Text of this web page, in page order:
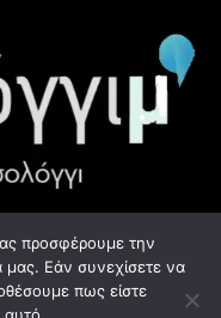
- GDPR
προσφέρουμε την
μας. Εάν συνεχίσετε να
πως είστε